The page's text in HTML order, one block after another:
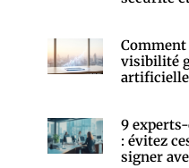
visibilité
artificielle
9
: évitez
signer